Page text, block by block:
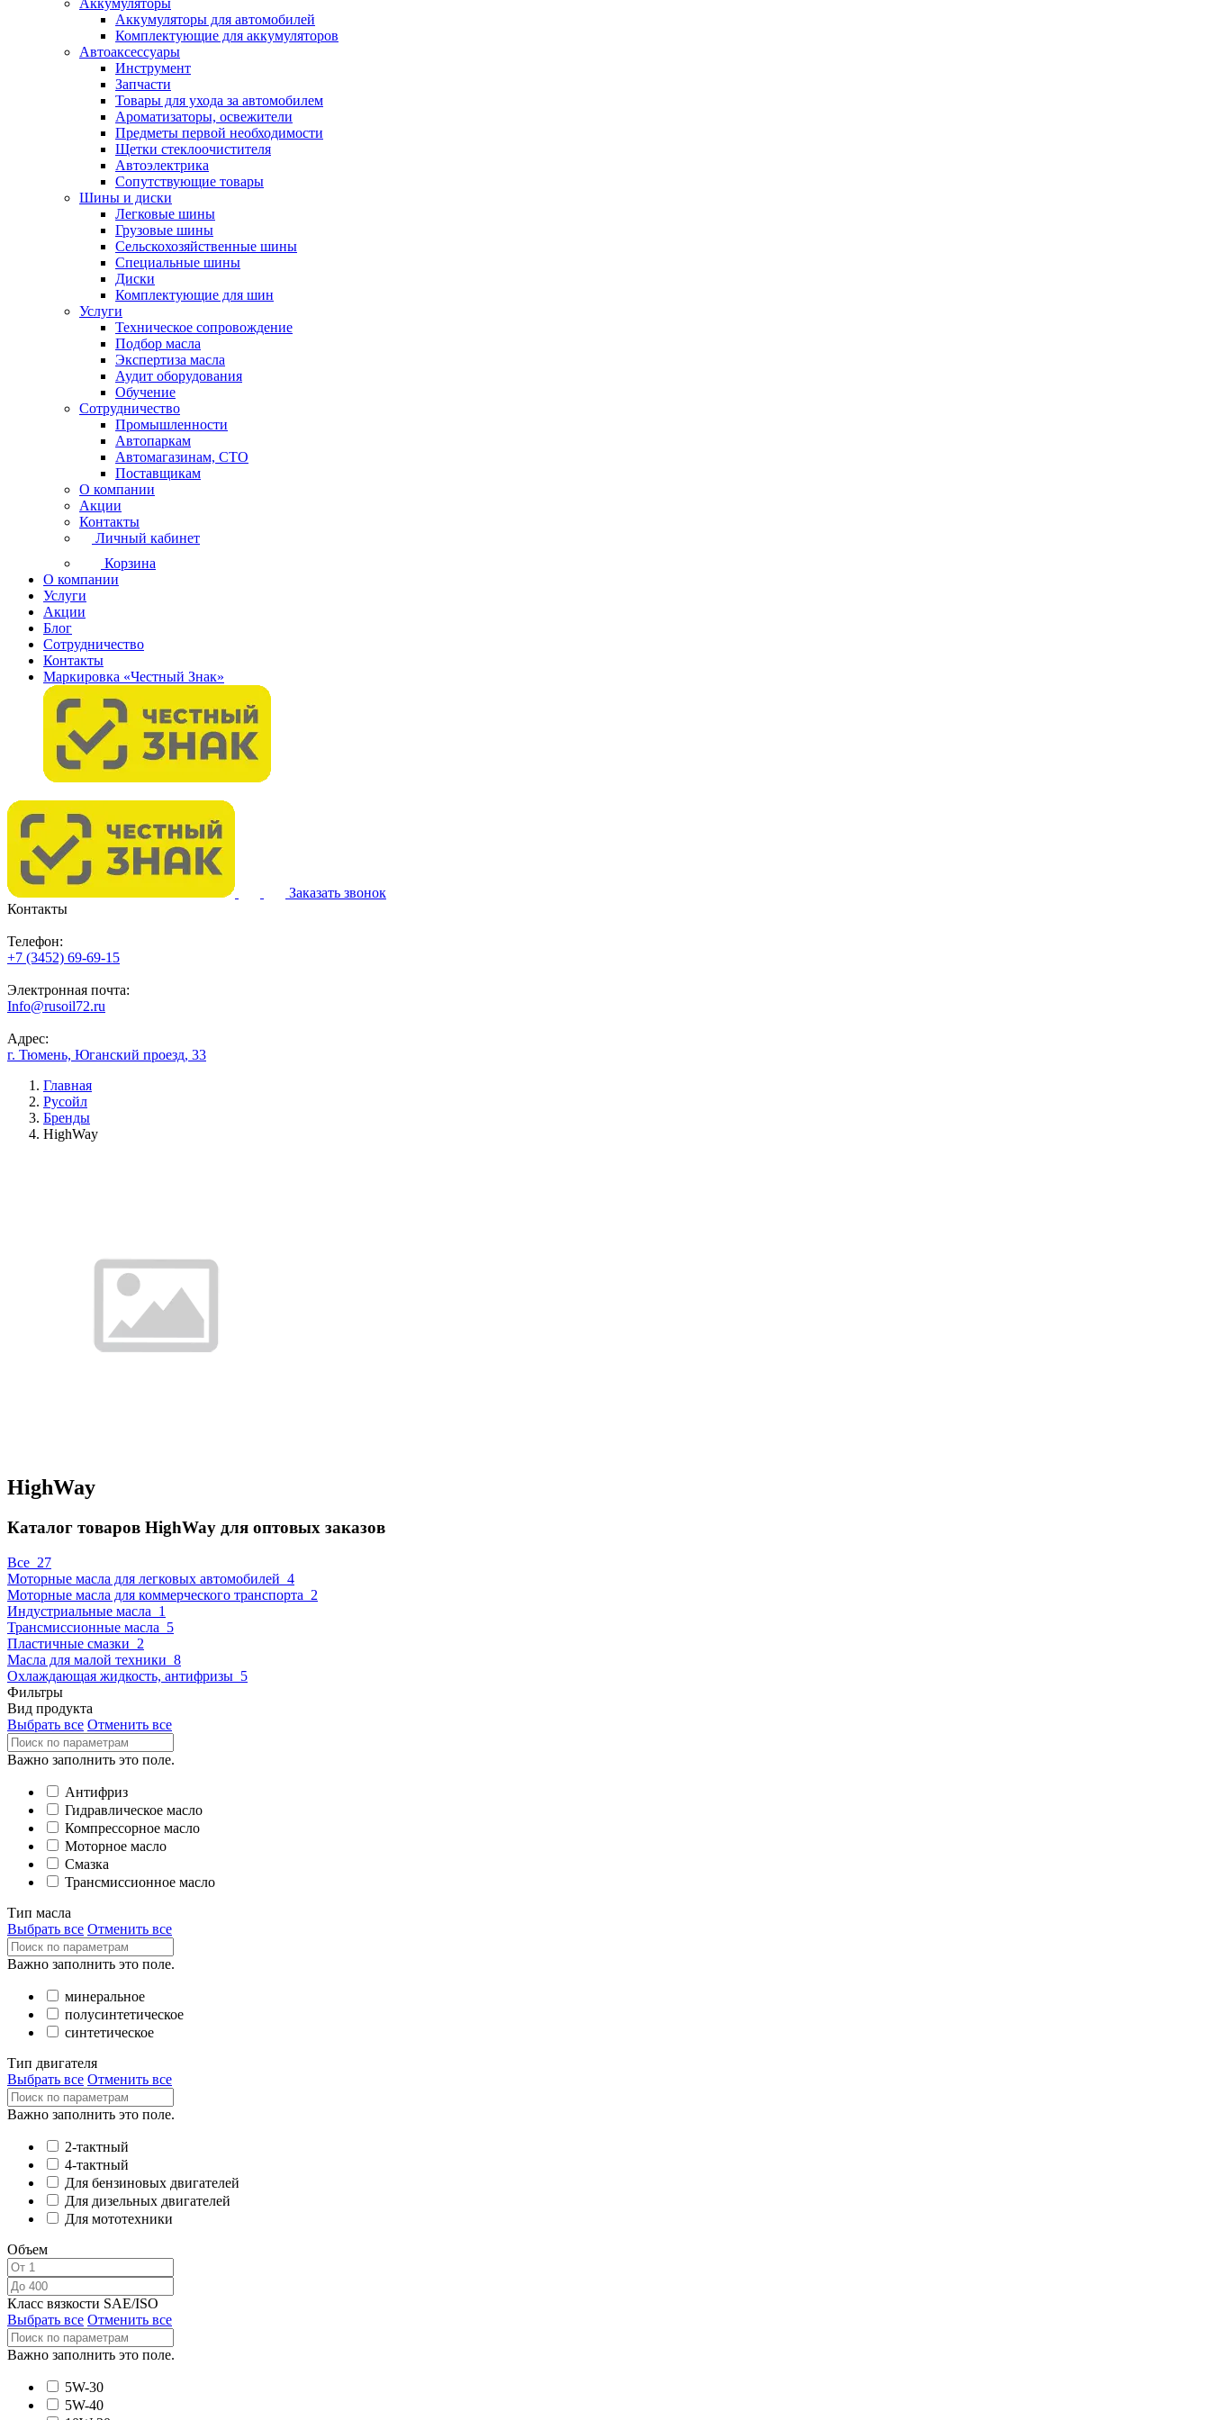
Аккумуляторы
Аккумуляторы для автомобилей
Комплектующие для аккумуляторов
Автоаксессуары
Инструмент
Запчасти
Товары для ухода за автомобилем
Ароматизаторы, освежители
Предметы первой необходимости
Щетки стеклоочистителя
Автоэлектрика
Сопутствующие товары
Шины и диски
Легковые шины
Грузовые шины
Сельскохозяйственные шины
Специальные шины
Диски
Комплектующие для шин
Услуги
Техническое сопровождение
Подбор масла
Экспертиза масла
Аудит оборудования
Обучение
Сотрудничество
Промышленности
Автопаркам
Автомагазинам, СТО
Поставщикам
О компании
Акции
Контакты
Личный кабинет
Корзина
О компании
Услуги
Акции
Блог
Сотрудничество
Контакты
Маркировка «Честный Знак»
Заказать звонок
Контакты
Телефон:
+7 (3452) 69-69-15
Электронная почта:
Info@rusoil72.ru
Адрес:
г. Тюмень, Юганский проезд, 33
Главная
Русойл
Бренды
HighWay
HighWay
Каталог товаров HighWay для оптовых заказов
Все 27
Моторные масла для легковых автомобилей 4
Моторные масла для коммерческого транспорта 2
Индустриальные масла 1
Трансмиссионные масла 5
Пластичные смазки 2
Масла для малой техники 8
Охлаждающая жидкость, антифризы 5
Фильтры
Вид продукта
Выбрать все Отменить все
Важно заполнить это поле.
Антифриз
Гидравлическое масло
Компрессорное масло
Моторное масло
Смазка
Трансмиссионное масло
Тип масла
Выбрать все Отменить все
Важно заполнить это поле.
минеральное
полусинтетическое
синтетическое
Тип двигателя
Выбрать все Отменить все
Важно заполнить это поле.
2-тактный
4-тактный
Для бензиновых двигателей
Для дизельных двигателей
Для мототехники
Объем
Класс вязкости SAE/ISO
Выбрать все Отменить все
Важно заполнить это поле.
5W-30
5W-40